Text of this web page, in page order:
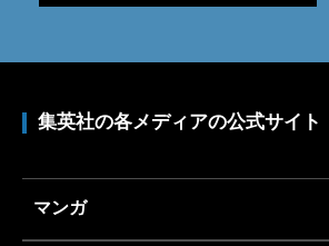
集英社の各メディアの公式サイト
マンガ